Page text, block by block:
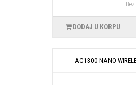
DODAJ U KORPU
AC1300 NANO